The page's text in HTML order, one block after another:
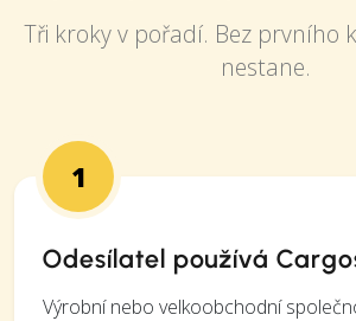
Tři kroky v pořadí. Bez prvního
nestane.
1
Odesílatel používá
Výrobní nebo velkoobchodní